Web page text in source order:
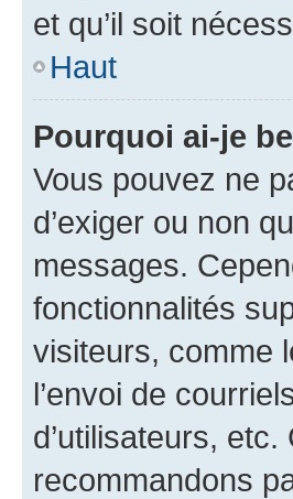
et qu’il soit
Haut
Pourquoi ai-je
Vous pouvez ne
d’exiger ou non
messages.
fonctionnalités
visiteurs, comme
l’envoi de
d’utilisateurs,
recommandons